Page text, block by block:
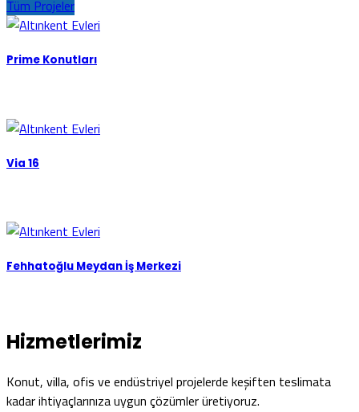
Tüm Projeler
Prime Konutları
Via 16
Fehhatoğlu Meydan İş Merkezi
Hizmetlerimiz
Konut, villa, ofis ve endüstriyel projelerde keşiften teslimata
kadar ihtiyaçlarınıza uygun çözümler üretiyoruz.